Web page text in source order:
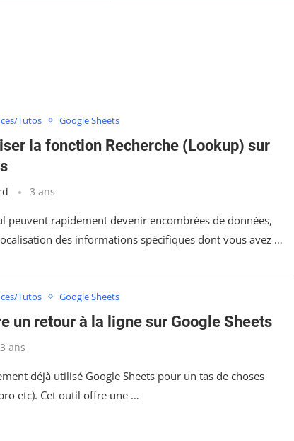
Tutos Google Sheets
la fonction Recherche (Lookup) sur
3 ans
peuvent rapidement devenir encombrées de données,
des informations spécifiques dont vous avez …
Tutos Google Sheets
un retour à la ligne sur Google Sheets
3 ans
déjà utilisé Google Sheets pour un tas de choses
etc). Cet outil offre une …